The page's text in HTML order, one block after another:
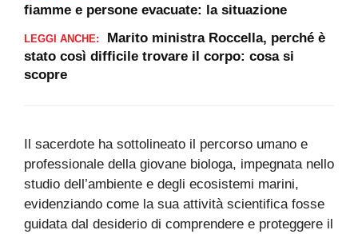
fiamme e persone evacuate: la situazione
LEGGI ANCHE:
Marito ministra Roccella, perché è
stato così difficile trovare il corpo: cosa si
scopre
Il sacerdote ha sottolineato il percorso umano e
professionale della giovane biologa, impegnata nello
studio dell’ambiente e degli ecosistemi marini,
evidenziando come la sua attività scientifica fosse
guidata dal desiderio di comprendere e proteggere il